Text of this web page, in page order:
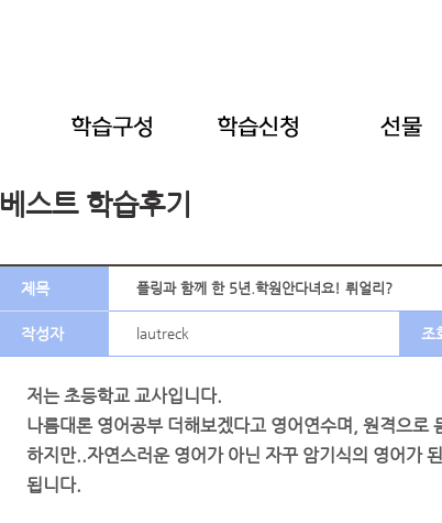
베스트 학습후기
제목 플링과 함께 한 5년.학원안다녀요! 뤼얼리?
작성자 lautreck 조
저는 초등학교 교사입니다.
나름대론 영어공부 더해보겠다고 영어연수며, 원격으로
하지만..자연스러운 영어가 아닌 자꾸 암기식의 영어가
됩니다.